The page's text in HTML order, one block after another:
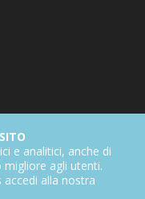
e analitici, anche di
agli utenti.
alla nostra